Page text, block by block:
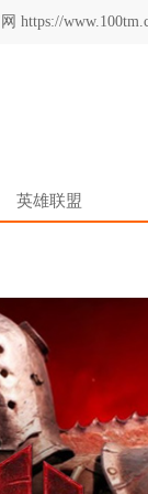
https://
英雄联盟